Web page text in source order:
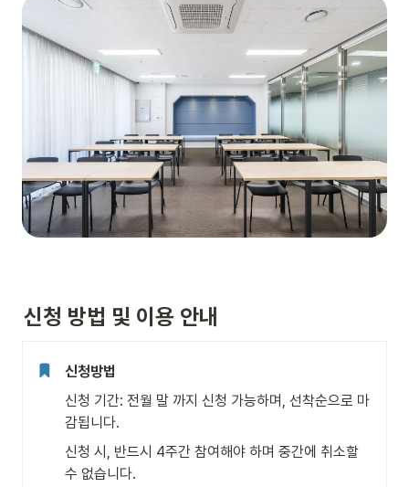
신청 방법 및 이용 안내
신청방법
신청 기간: 전월 말 까지 신청 가능하며, 선착순으로 마
감됩니다.
신청 시, 반드시 4주간 참여해야 하며 중간에 취소할
수 없습니다.